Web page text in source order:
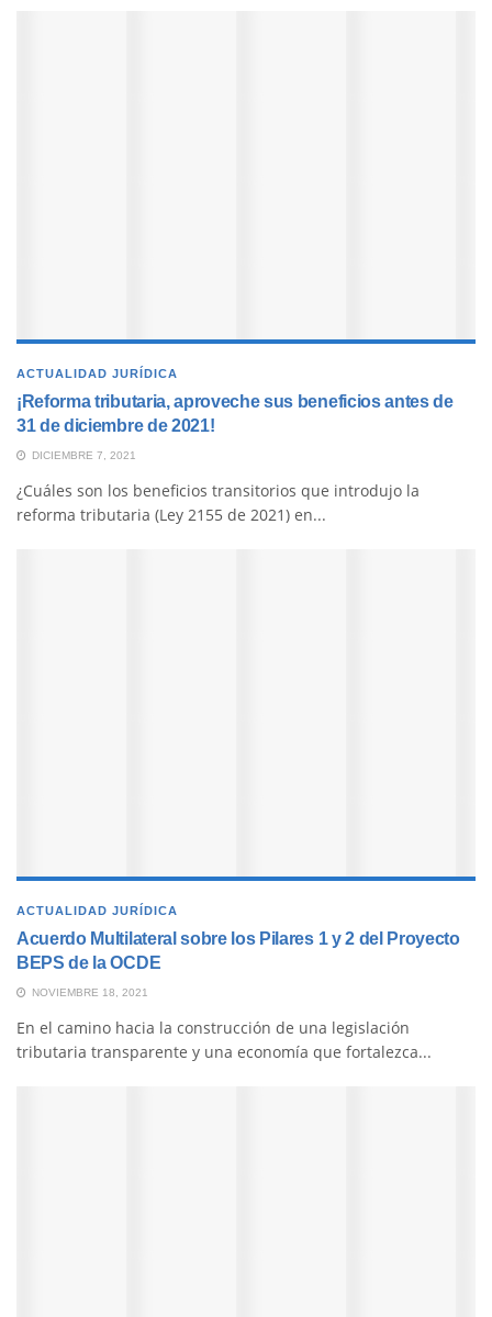
ACTUALIDAD JURÍDICA
¡Reforma tributaria, aproveche sus beneficios antes de
31 de diciembre de 2021!
DICIEMBRE 7, 2021
¿Cuáles son los beneficios transitorios que introdujo la
reforma tributaria (Ley 2155 de 2021) en...
ACTUALIDAD JURÍDICA
Acuerdo Multilateral sobre los Pilares 1 y 2 del Proyecto
BEPS de la OCDE
NOVIEMBRE 18, 2021
En el camino hacia la construcción de una legislación
tributaria transparente y una economía que fortalezca...